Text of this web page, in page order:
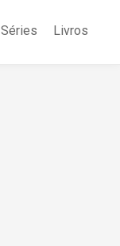
Séries Livros